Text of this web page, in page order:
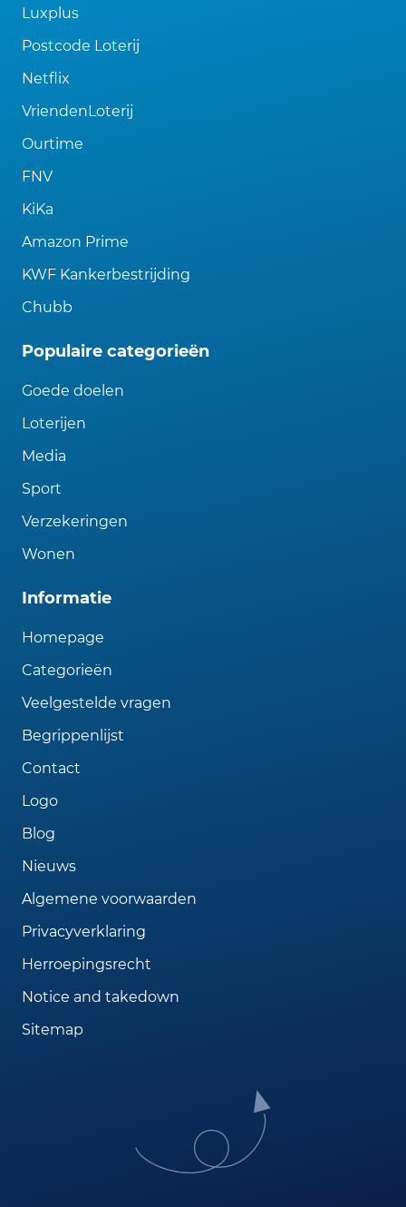
Luxplus
Postcode Loterij
Netflix
VriendenLoterij
Ourtime
FNV
KiKa
Amazon Prime
KWF Kankerbestrijding
Chubb
Populaire categorieën
Goede doelen
Loterijen
Media
Sport
Verzekeringen
Wonen
Informatie
Homepage
Categorieën
Veelgestelde vragen
Begrippenlijst
Contact
Logo
Blog
Nieuws
Algemene voorwaarden
Privacyverklaring
Herroepingsrecht
Notice and takedown
Sitemap